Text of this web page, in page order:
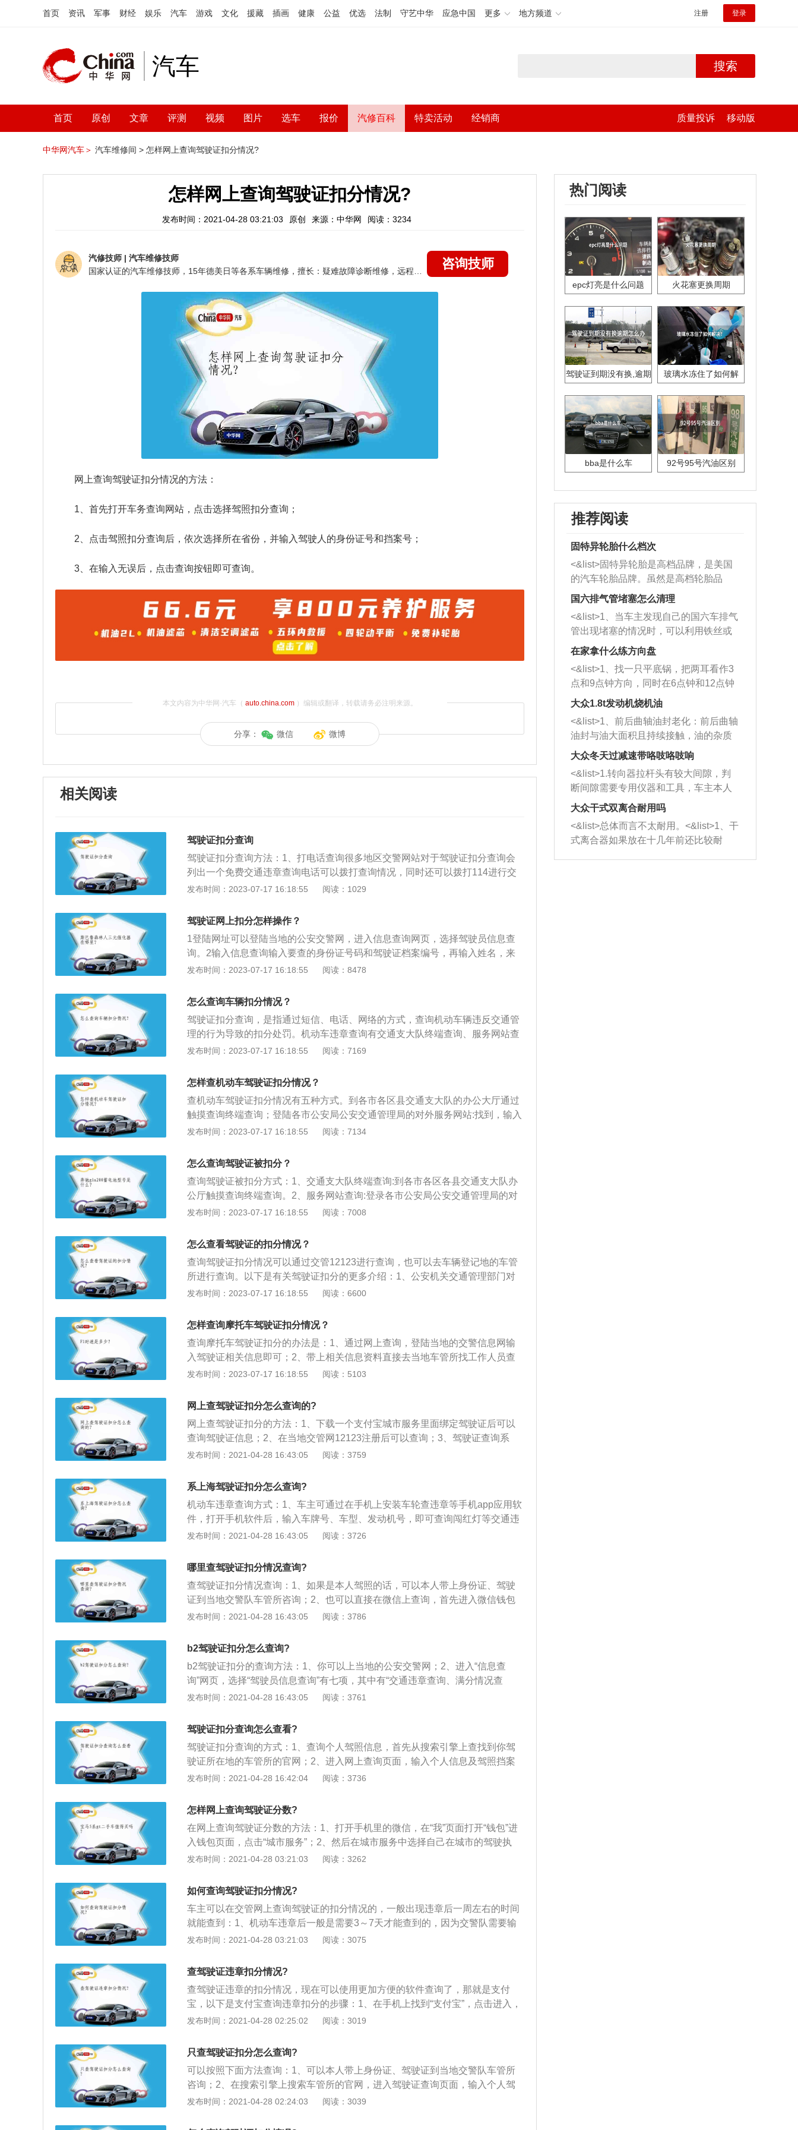
首页 资讯 军事 财经 娱乐 汽车 游戏 文化 援藏 插画 健康 公益 优选 法制 守艺中华 应急中国 更多 地方频道 注册 登录
汽车 搜索
首页 原创 文章 评测 视频 图片 选车 报价 汽修百科 特卖活动 经销商 质量投诉 移动版
中华网汽车＞ 汽车维修间 > 怎样网上查询驾驶证扣分情况?
怎样网上查询驾驶证扣分情况?
发布时间：2021-04-28 03:21:03 原创 来源：中华网 阅读：3234
汽修技师 | 汽车维修技师
咨询技师
网上查询驾驶证扣分情况的方法：
1、首先打开车务查询网站，点击选择驾照扣分查询；
2、点击驾照扣分查询后，依次选择所在省份，并输入驾驶人的身份证号和挡案号；
3、在输入无误后，点击查询按钮即可查询。
本文内容为中华网·汽车（ auto.china.com）编辑或翻译，转载请务必注明来源。
分享： 微信 微博
相关阅读
驾驶证扣分查询
驾驶证扣分查询方法：1、打电话查询很多地区交警网站对于驾驶证扣分查询会
列出一个免费交通违章查询电话可以拨打查询情况，同时还可以拨打114进行交
通违章查询情况。2、驾驶证扣分网上查询可以上网百度搜索车辆违章或直接搜
架号的后4位或后6位，有些城市则是需要发动机号，有的地区需要注册，以后再
登录查询就方便了。3、驾驶证扣分直接到所在城市交警队查询拿着行驶证、驾
驶证直接到所在城区交警大队查询，会为你列出所有违章项目，可以在检车前选
择任意时打印。或者去车管所，大厅有自助查询系统，只要输入本省的车辆牌号
就可以查询违章信息了。
发布时间：2023-07-17 16:18:55 阅读：1029
驾驶证网上扣分怎样操作？
1登陆网址可以登陆当地的公安交警网，进入信息查询网页，选择驾驶员信息查
询。2输入信息查询输入要查的身份证号码和驾驶证档案编号，再输入姓名，来
查询一下驾驶证扣分情况，从而做好扣分准备。3点击在线办理选中要处理的小
发布时间：2023-07-17 16:18:55 阅读：8478
怎么查询车辆扣分情况？
驾驶证扣分查询，是指通过短信、电话、网络的方式，查询机动车辆违反交通管
理的行为导致的扣分处罚。机动车违章查询有交通支大队终端查询、服务网站查
询、电话查询、短信查询和工具查询五种方式：1、办公大厅：到各市各区县交
交通管理局的对外服务网站:找到，输入车牌号和车辆发动机号，点击查询即可。
3、拨打声讯电话查询。4、通过编写手机短信查询违章。5、交通违章查询工
具，输入车牌信息查询。
发布时间：2023-07-17 16:18:55 阅读：7169
怎样查机动车驾驶证扣分情况？
查机动车驾驶证扣分情况有五种方式。到各市各区县交通支大队的办公大厅通过
触摸查询终端查询；登陆各市公安局公安交通管理局的对外服务网站:找到，输入
车牌号和车辆发动机号，点击查询即可；拨打声讯电话查询；通过编写手机短信
扣分的部分相关介绍：1、车辆2个6分的处理情况：可以先办理一个6分的违法记
录，因为一般的违法记录是登记在机动车上，不是在驾驶人的驾驶证上，所以可
以先处理一个6分的违法行为。但如果两个都是交警现场罚单，那么这种情况驾
驶证一般已经被扣留，需要到交警部门参加满分教育。2、12分不够扣的处理情
况：根据相关的规定，一个驾驶证在一个记分周期内累积达到12分，机动车的驾
全法律、法规和相关知识的学习，学习完成后再参加科目一的考试。考试合格才
能清除记分，发还驾驶证。
发布时间：2023-07-17 16:18:55 阅读：7134
怎么查询驾驶证被扣分？
查询驾驶证被扣分方式：1、交通支大队终端查询:到各市各区各县交通支大队办
公厅触摸查询终端查询。2、服务网站查询:登录各市公安局公安交通管理局的对
外服务网站,输入车牌号和车辆发动机号,即可查询。3、电话查询:拨打声讯电话查
输入车牌信息查询。6、手机支付宝查询:在便民生活列-城市服务中，找到驾驶证
状态即可查询。
发布时间：2023-07-17 16:18:55 阅读：7008
怎么查看驾驶证的扣分情况？
查询驾驶证扣分情况可以通过交管12123进行查询，也可以去车辆登记地的车管
所进行查询。以下是有关驾驶证扣分的更多介绍：1、公安机关交通管理部门对
机动车驾驶人的道路交通安全违法行为除给予行政处罚外，实行道路交通安全违
分，由公安机关交通管理部门扣留其机动车驾驶证，该机动车驾驶人应当按照规
定参加道路交通安全法律、法规的学习并接受考试。3、考试合格后，记分予以
清除，发还机动车驾驶证；考试不合格，则继续参加学习和考试。
发布时间：2023-07-17 16:18:55 阅读：6600
怎样查询摩托车驾驶证扣分情况？
查询摩托车驾驶证扣分的办法是：1、通过网上查询，登陆当地的交警信息网输
入驾驶证相关信息即可；2、带上相关信息资料直接去当地车管所找工作人员查
询；3、通过驾驶证绑定手机号进行相关查询，如果当地的交警部门和通信公司
跑车，是供人们消闲休假使用，是一种趣味性的交通工具，也是体验人生乐趣的
游乐工具。摩托车分为三大类：运动摩托车、旅行摩托车和美式摩托车。
发布时间：2023-07-17 16:18:55 阅读：5103
网上查驾驶证扣分怎么查询的?
网上查驾驶证扣分的方法：1、下载一个支付宝城市服务里面绑定驾驶证后可以
查询驾驶证信息；2、在当地交管网12123注册后可以查询；3、驾驶证查询系
统：驾驶证查询系统就是与驾驶证相关的信息的交流平台、可以查询与驾驶证相
发布时间：2021-04-28 16:43:05 阅读：3759
系上海驾驶证扣分怎么查询?
机动车违章查询方式：1、车主可通过在手机上安装车轮查违章等手机app应用软
件，打开手机软件后，输入车牌号、车型、发动机号，即可查询闯红灯等交通违
章信息，苹果、安卓手机都支持；2、到各市各区县交通支大队的办公大厅通过
车辆违章查询，输入车牌号和车辆发动机号，点击查询即可；4、拨打声讯电话
查询；通过编写手机短信查询；
发布时间：2021-04-28 16:43:05 阅读：3726
哪里查驾驶证扣分情况查询?
查驾驶证扣分情况查询：1、如果是本人驾照的话，可以本人带上身份证、驾驶
证到当地交警队车管所咨询；2、也可以直接在微信上查询，首先进入微信钱包
页面，选择城市服务，在车辆服务栏中选择驾驶证业务查办；3、选择驾驶证状
到自己的驾照信息及扣分情况了；
发布时间：2021-04-28 16:43:05 阅读：3786
b2驾驶证扣分怎么查询?
b2驾驶证扣分的查询方法：1、你可以上当地的公安交警网；2、进入“信息查
询”网页，选择“驾驶员信息查询”有七项，其中有“交通违章查询、满分情况查
询”；3、输入你要查的身份证号码和驾驶证挡案编号，然后再输入你的姓名，所
发布时间：2021-04-28 16:43:05 阅读：3761
驾驶证扣分查询怎么查看?
驾驶证扣分查询的方式：1、查询个人驾照信息，首先从搜索引擎上查找到你驾
驶证所在地的车管所的官网；2、进入网上查询页面，输入个人信息及驾照挡案
号；3、就可以查询到自己的驾照信息及扣分情况了；
发布时间：2021-04-28 16:42:04 阅读：3736
怎样网上查询驾驶证分数?
在网上查询驾驶证分数的方法：1、打开手机里的微信，在“我”页面打开“钱包”进
入钱包页面，点击“城市服务”；2、然后在城市服务中选择自己在城市的驾驶执
照，然后拉起页面，找到“车辆服务”点，打开“交通服务”进入交通服务官方网站；
分数查询”；4、进入查询页面，两个条件，第一次出示证件，本人的身份证号
码，提交查询时，会有一份与驾驶证相同的信息，包括身份证号码、驾驶人姓
名、分数和驾驶证有效期。
发布时间：2021-04-28 03:21:03 阅读：3262
如何查询驾驶证扣分情况?
车主可以在交管网上查询驾驶证的扣分情况的，一般出现违章后一周左右的时间
就能查到：1、机动车违章后一般是需要3～7天才能查到的，因为交警队需要输
入和核对确认的，最晚不超过13个工作日；2、因此，从违法行为发生后后到录
都需要时间的；3、主要看当地交管部门的更新速度了，一般一周之内就可以上
传了，但是有的是需要很长时间。
发布时间：2021-04-28 03:21:03 阅读：3075
查驾驶证违章扣分情况?
查驾驶证违章的扣分情况，现在可以使用更加方便的软件查询了，那就是支付
宝，以下是支付宝查询违章扣分的步骤：1、在手机上找到“支付宝”，点击进入，
在当前页面的右侧找到“更多”，然后点击；2、找到“业主服务”的当前页面，点击
入，点击当前页面的“添加驾驶执照”；4、在当前页面输入“车主姓名”、“驾驶证
号”、“挡案编号”、“初次领证时间”，在同意前勾选，最后点击“保存并查询”，这样
就能查询驾驶证扣减的明细了。
发布时间：2021-04-28 02:25:02 阅读：3019
只查驾驶证扣分怎么查询?
可以按照下面方法查询：1、可以本人带上身份证、驾驶证到当地交警队车管所
咨询；2、在搜索引擎上搜索车管所的官网，进入驾驶证查询页面，输入个人驾
驶证号码及驾照挡案号，就可以查询到自己的驾照信息及扣分情况了；3、记分
发布时间：2021-04-28 02:24:03 阅读：3039
热门阅读
epc灯亮是什么问题 火花塞更换周期
驾驶证到期没有换,逾期
玻璃水冻住了如何解
bba是什么车 92号95号汽油区别
推荐阅读
固特异轮胎什么档次
<&list>固特异轮胎是高档品牌，是美国
的汽车轮胎品牌。虽然是高档轮胎品
牌，但是中高低端的轮胎都有生产，这
也是为了更好的开拓市场。
国六排气管堵塞怎么清理
<&list>1、当车主发现自己的国六车排气
管出现堵塞的情况时，可以利用铁丝或
者是细棍，直接将杂物给取出来，如果
堵塞情况比较严重，也可以采取应急措
施。 <&list>2、直接利用木棍将所有的
杂物推到排气管里面的位置处，然后将
三元催化器拆解开，就可以将堵塞的东
西取出来。但如果是因为积碳过多引起
的堵塞，就需要将三元催化器泡在草酸
洗剂对堵塞的情况得到解决，将清洗剂
放在燃油箱中，与燃油混合后，车辆启
动时，就可以和汽油一起进入到燃烧
室，最后形成废气排出，就可以让三元
催化器得到清洗，排气管堵塞的情况就
能够得到解决。
在家拿什么练方向盘
<&list>1、找一只平底锅，把两耳看作3
点和9点钟方向，同时在6点钟和12点钟
方向做一个标记。 <&list>2、双手握住
一圈半的练习，往右同样也要打相同的
圈数。 <&list>3、最后强调要反复练
习，这样就可以形成肌肉记忆，在真实
驾驶车辆时，不需要记忆也能打好方
向。
大众1.8t发动机烧机油
<&list>1、前后曲轴油封老化：前后曲轴
油封与油大面积且持续接触，油的杂质
和发动机内持续温度变化使其密封效果
逐渐减弱，导致渗油或漏油。<&list>2、
活塞间隙过大：积碳会使活塞环与缸体
的间隙扩大，导致机油流入燃烧室中，
造成烧机油。<&list>3、机油粘度。使用
机油粘度过小的话，同样会有烧机油现
象，机油粘度过小具有很好的流动性，
大众冬天过减速带咯吱咯吱响
<&list>1.转向器拉杆头有较大间隙，判
断间隙需要专用仪器和工具，车主本人
无法制作，需要将车辆送到修理厂或4s
店；<&list>2.车辆半轴套管防尘罩破
裂，破裂后会出现漏油现象，使半轴磨
损严重，磨损的半轴容易损坏，产生异
响；<&list>3.稳定器的转向胶套和球头
大众干式双离合耐用吗
<&list>总体而言不太耐用。<&list>1、干
式离合器如果放在十几年前还比较耐